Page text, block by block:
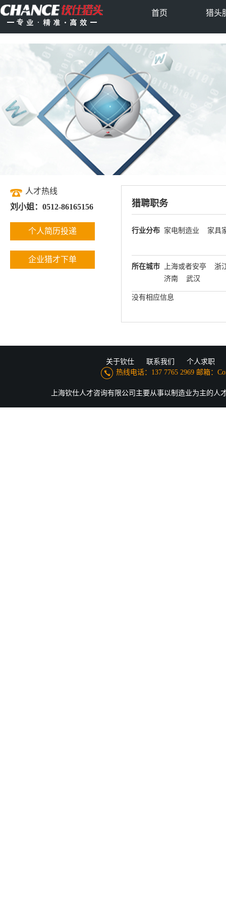
首页 猎头
人才热线
刘小姐：0512-86165156
个人简历投递
企业猎才下单
猎聘职务
行业分布 家电制造业 家具
所在城市 上海或者安亭
浙
济南
武汉
没有相应信息
关于钦仕 联系我们
个人求职
热线电话：137 7765 2969 邮箱：
上海钦仕人才咨询有限公司主要从事以制造业为主的人